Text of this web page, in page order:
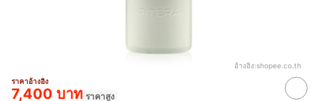
อ้างอิง:shopee.co.th
ราคาอ้างอิง
7,400 บาท ราคาสูง